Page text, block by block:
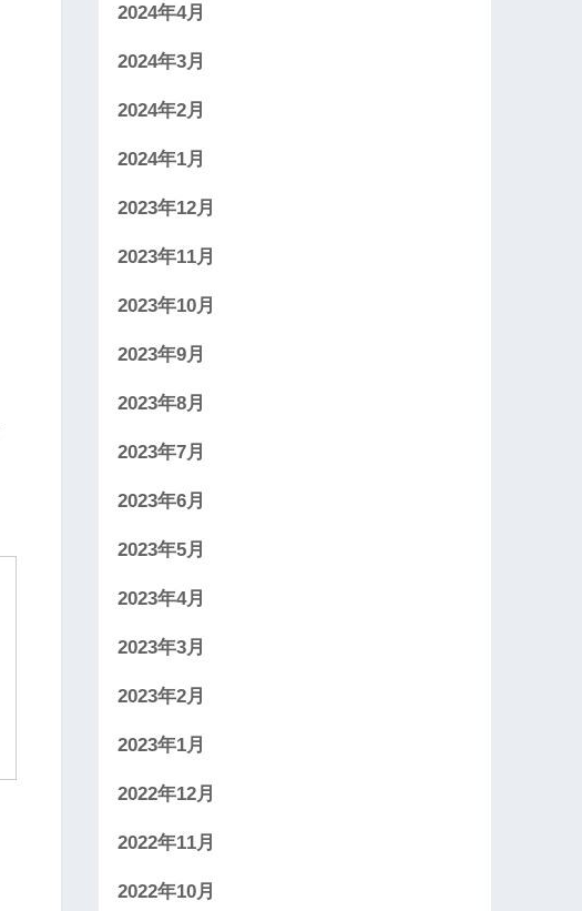
2024年4月
2024年3月
2024年2月
2024年1月
2023年12月
2023年11月
2023年10月
2023年9月
2023年8月
2023年7月
2023年6月
2023年5月
2023年4月
2023年3月
2023年2月
2023年1月
2022年12月
2022年11月
2022年10月